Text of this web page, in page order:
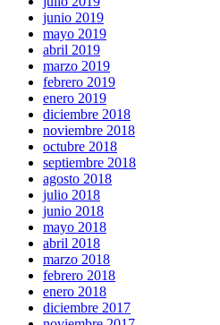
junio 2019
mayo 2019
abril 2019
marzo 2019
febrero 2019
enero 2019
diciembre 2018
noviembre 2018
octubre 2018
septiembre 2018
agosto 2018
julio 2018
junio 2018
mayo 2018
abril 2018
marzo 2018
febrero 2018
enero 2018
diciembre 2017